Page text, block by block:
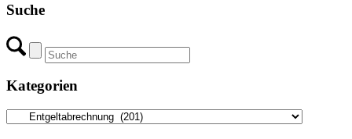
Suche
Kategorien
Kategorien